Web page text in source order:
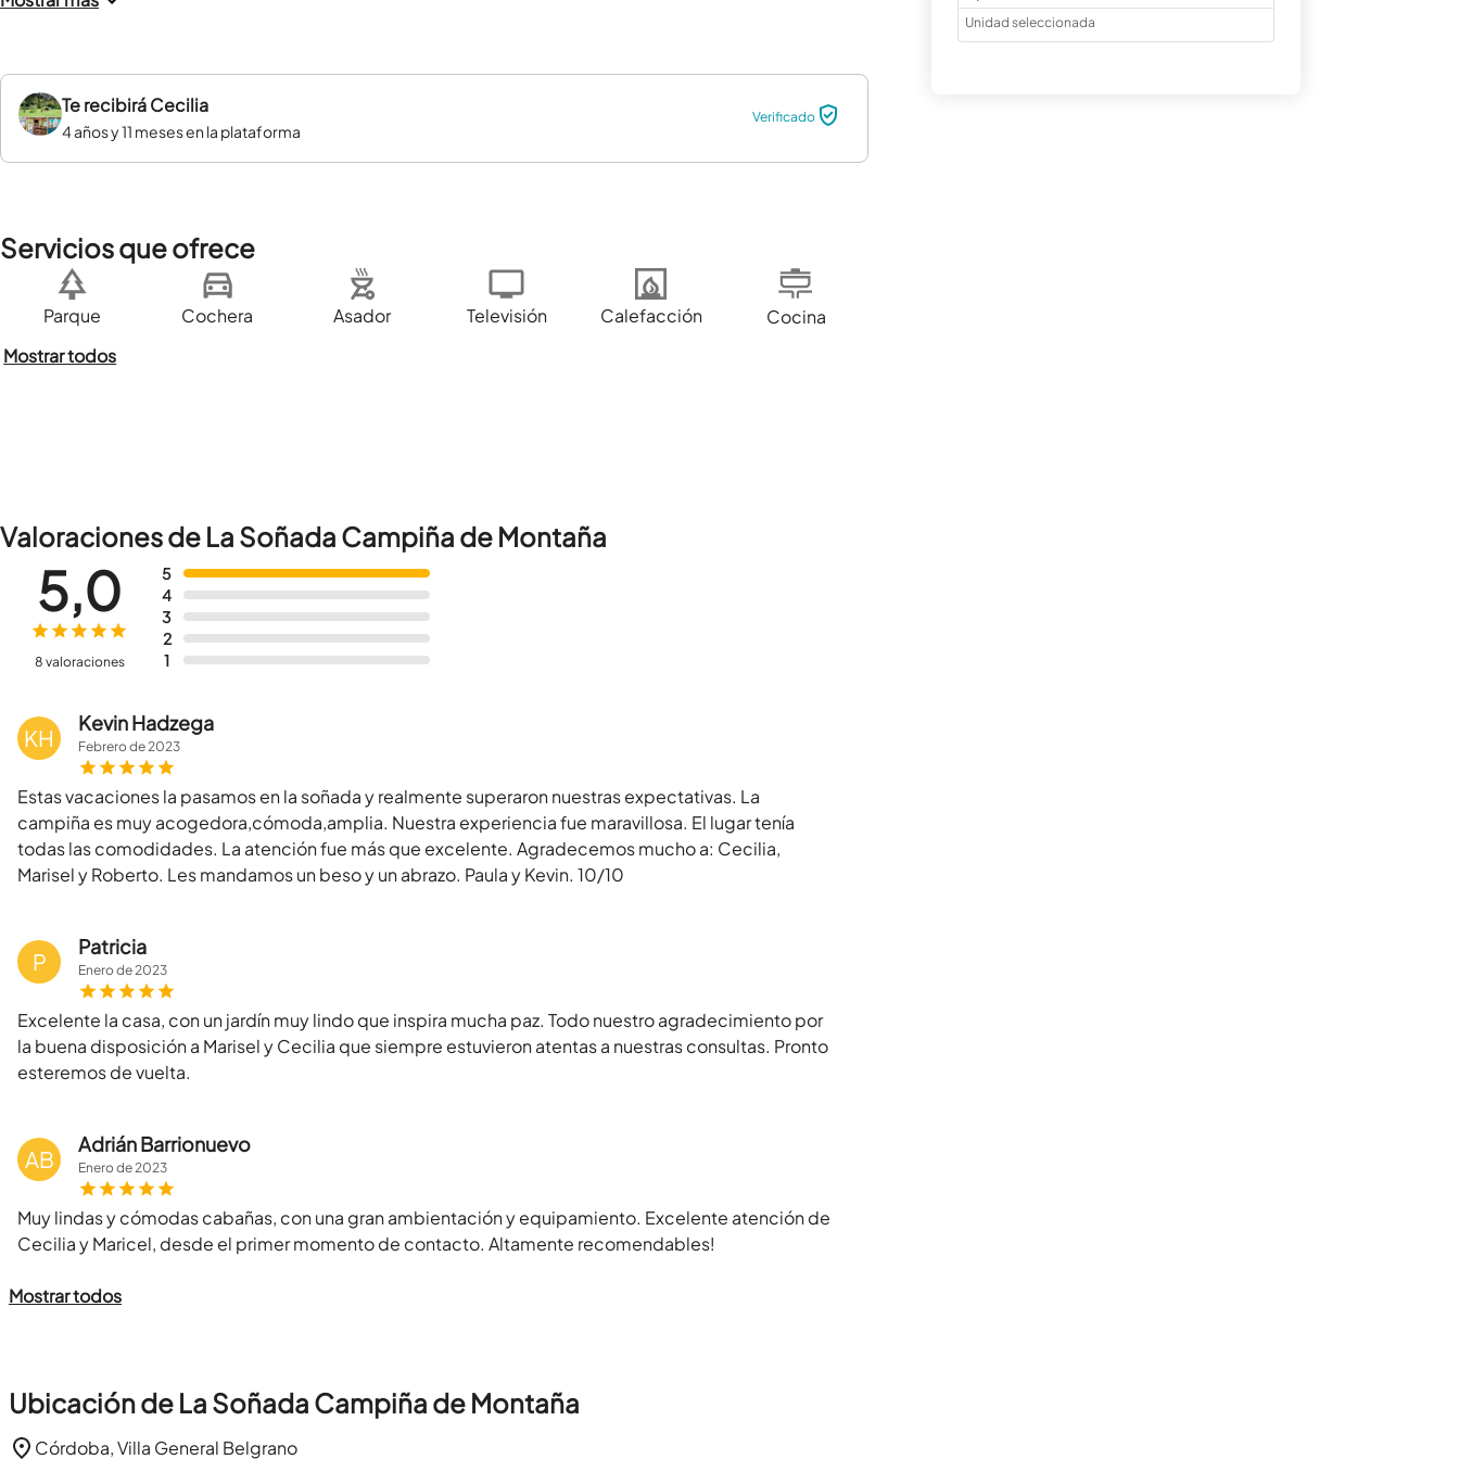
Te recibiráCecilia
4 años y 11 meses en la plataforma
Verificado
Servicios que ofrece
Parque Cochera Asador Televisión Calefacción
Cocina
Mostrar todos
Valoraciones de La Soñada Campiña de Montaña
5
4
3
2
1
5,0
8 valoraciones
KH
Kevin Hadzega
Febrerode2023
Estas vacaciones la pasamos en la soñada y realmente superaron nuestras expectativas. La
campiña es muy acogedora,cómoda,amplia. Nuestra experiencia fue maravillosa. El lugar tenía
todas las comodidades. La atención fue más que excelente. Agradecemos mucho a: Cecilia,
Marisel y Roberto. Les mandamos un beso y un abrazo. Paula y Kevin. 10/10
P
Patricia
Enerode2023
Excelente la casa, con un jardín muy lindo que inspira mucha paz. Todo nuestro agradecimiento por
la buena disposición a Marisel y Cecilia que siempre estuvieron atentas a nuestras consultas. Pronto
esteremos de vuelta.
AB
Adrián Barrionuevo
Enerode2023
Muy lindas y cómodas cabañas, con una gran ambientación y equipamiento. Excelente atención de
Cecilia y Maricel, desde el primer momento de contacto. Altamente recomendables!
Mostrar todos
Ubicación de La Soñada Campiña de Montaña
Córdoba, Villa General Belgrano
Unidad seleccionada